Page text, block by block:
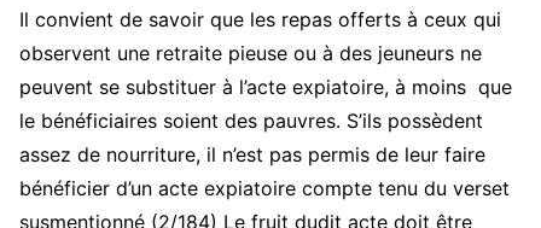
Il convient de savoir que les repas offerts à ceux qui
observent une retraite pieuse ou à des jeuneurs ne
peuvent se substituer à l’acte expiatoire, à moins que
le bénéficiaires soient des pauvres. S’ils possèdent
assez de nourriture, il n’est pas permis de leur faire
bénéficier d’un acte expiatoire compte tenu du verset
susmentionné (2/184) Le fruit dudit acte doit être